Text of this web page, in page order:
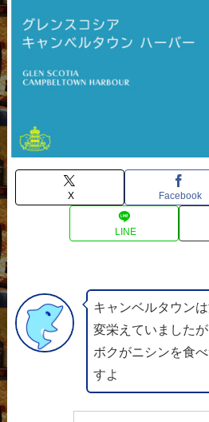
X Facebook
LINE
キャンベルタウン
変栄えていました
ボクがニシンを食
すよ